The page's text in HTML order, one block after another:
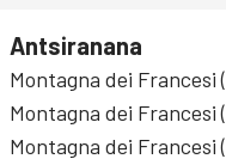
Antsiranana
Montagna dei Francesi
Montagna dei Francesi
Montagna dei Francesi